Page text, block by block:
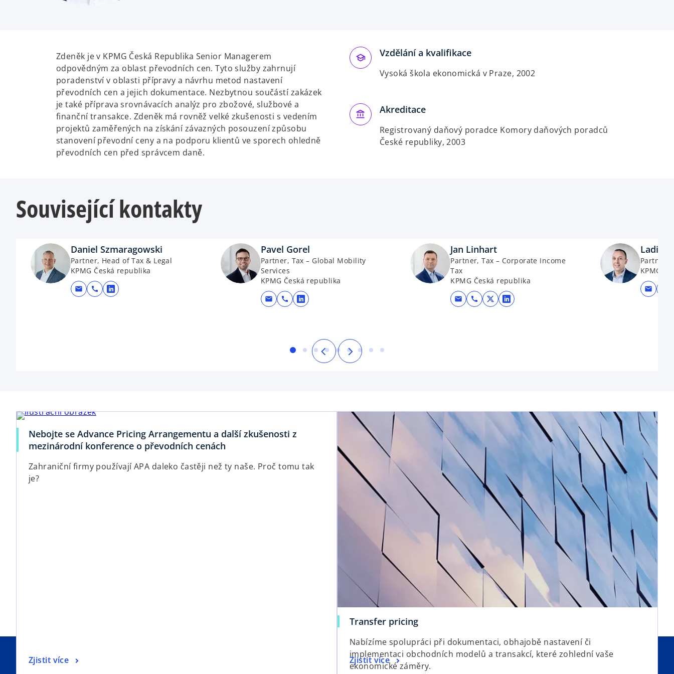
i
n
a
n
e
w
t
a
b
Zdeněk je v KPMG Česká Republika Senior Managerem
odpovědným za oblast převodních cen. Tyto služby zahrnují
poradenství v oblasti přípravy a návrhu metod nastavení
převodních cen a jejich dokumentace. Nezbytnou součástí zakázek
je také příprava srovnávacích analýz pro zbožové, službové a
finanční transakce. Zdeněk má rovněž velké zkušenosti s vedením
projektů zaměřených na získání závazných posouzení způsobu
stanovení převodní ceny a na podporu klientů ve sporech ohledně
převodních cen před správcem daně.
Vzdělání a kvalifikace
Vysoká škola ekonomická v Praze, 2002
Akreditace
Registrovaný daňový poradce Komory daňových poradců
České republiky, 2003
Související kontakty
Daniel Szmaragowski
Partner, Head of Tax & Legal
KPMG Česká republika
mail call opens in a new tab
Pavel Gorel
Partner, Tax – Global Mobility
Services
KPMG Česká republika
mail call opens in a new tab
Jan Linhart
Partner, Tax – Corporate Income
Tax
KPMG Česká republika
mail call opens in a new tab
opens in a new tab
Partner,
KPMG
mail
Nebojte se Advance Pricing Arrangementu a další zkušenosti z
mezinárodní konference o převodních cenách
Zahraniční firmy používají APA daleko častěji než ty naše. Proč tomu tak
je?
Zjistit více
Transfer pricing
Nabízíme spolupráci při dokumentaci, obhajobě nastavení či
implementaci obchodních modelů a transakcí, které zohlední vaše
ekonomické záměry.
Zjistit více